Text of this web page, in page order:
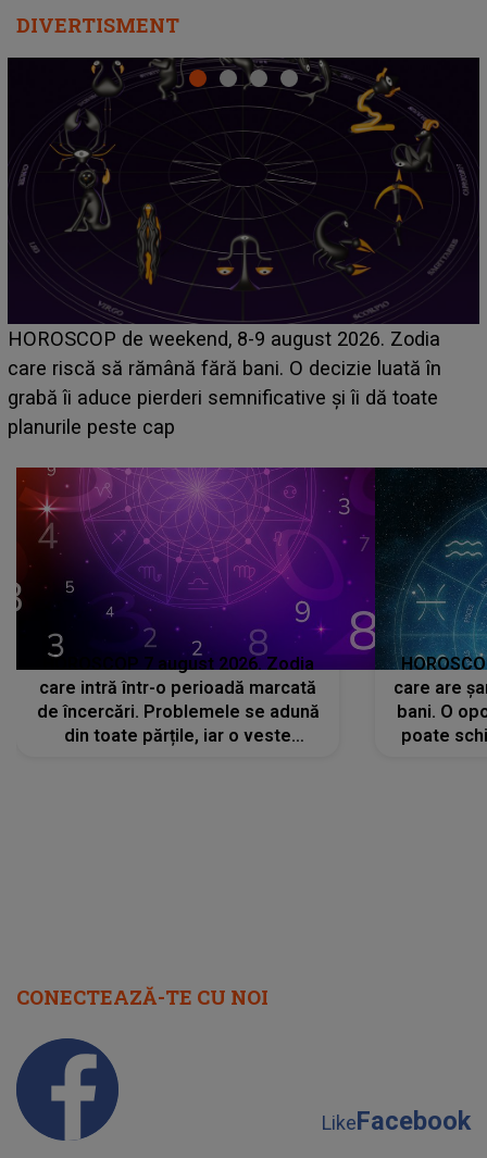
DIVERTISMENT
Emanuel a ținut ACEST DETALIU ASCUNS până
acum! În fața Alexandrei, concurentul din Casa Iubirii
face o MĂRTURISIRE NEAȘTEPTATĂ despre mama
sa: "I-am spus și ei în față, eu nu te iubesc pentru
HOROSCOP 7 august 2026. Zodia
care intră într-o perioadă marcată
de încercări. Problemele se adună
din toate părțile, iar o veste
care are
bani. O
poate
CONECTEAZĂ-TE CU NOI
LikeFacebook